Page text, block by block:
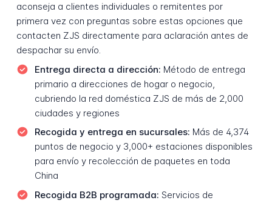
aconseja a clientes individuales o remitentes por
primera vez con preguntas sobre estas opciones que
contacten ZJS directamente para aclaración antes de
despachar su envío.
Entrega directa a dirección: Método de entrega
primario a direcciones de hogar o negocio,
cubriendo la red doméstica ZJS de más de 2,000
ciudades y regiones
Recogida y entrega en sucursales: Más de 4,374
puntos de negocio y 3,000+ estaciones disponibles
para envío y recolección de paquetes en toda
China
Recogida B2B programada: Servicios de